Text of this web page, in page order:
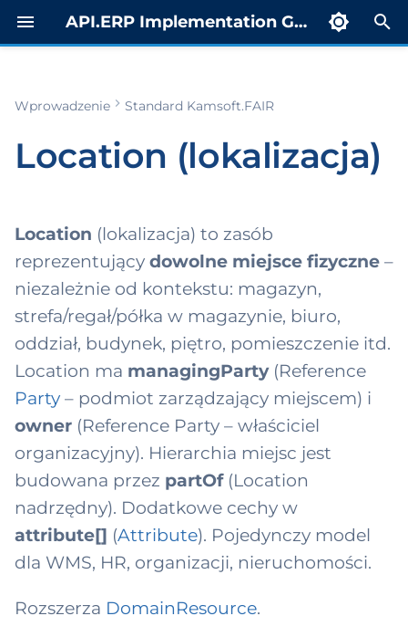
API.ERP Implementation Guide
o
w
a
n
e
w
y
s
i
na
ERP
zasoby
to-Pay i
(Invoice)
produktu
level cost
report
żądaniowy
rozgłoszeniowy
notyfikacyjny
raportowy
dla
(APIM)
domen
domeny → 9
MP Profil CDA
Przykłady XML
Scenariusz
skierowania
Scenariusz
orzeczenia
Wprowadzenie Standard Kamsoft.FAIR
Location (lokalizacja)
Location (lokalizacja) to zasób
reprezentujący dowolne miejsce fizyczne –
niezależnie od kontekstu: magazyn,
strefa/regał/półka w magazynie, biuro,
oddział, budynek, piętro, pomieszczenie itd.
Location ma managingParty(Reference
Party – podmiot zarządzający miejscem) i
owner (Reference Party – właściciel
organizacyjny). Hierarchia miejsc jest
budowana przez partOf(Location
nadrzędny). Dodatkowe cechy w
attribute[] (Attribute). Pojedynczy model
dla WMS, HR, organizacji, nieruchomości.
Rozszerza DomainResource.